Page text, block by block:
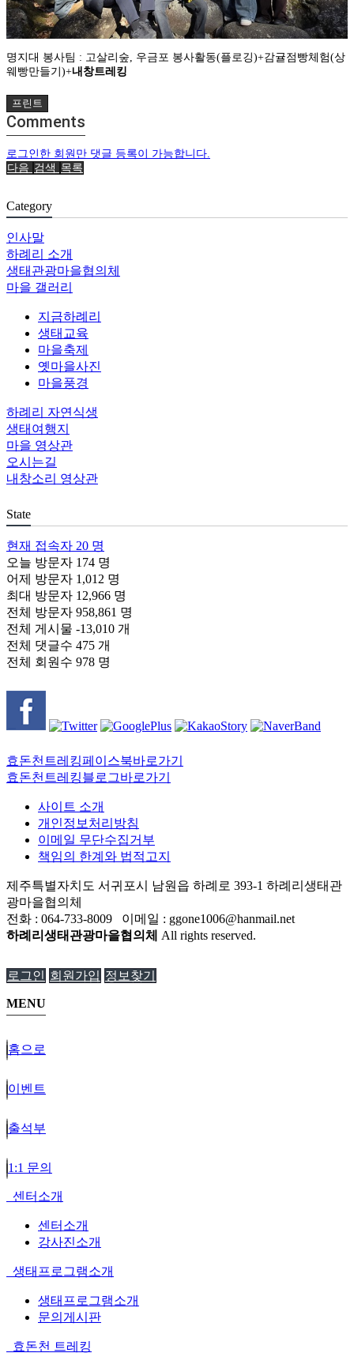
명지대 봉사팀 : 고살리숲, 우금포 봉사활동(플로깅)+감귤점빵체험(상
웨빵만들기)+내창트레킹
프린트
Comments
로그인한 회원만 댓글 등록이 가능합니다.
다음 검색 목록
Category
인사말
하례리 소개
생태관광마을협의체
마을 갤러리
지금하례리
생태교육
마을축제
옛마을사진
마을풍경
하례리 자연식생
생태여행지
마을 영상관
오시는길
내창소리 영상관
State
현재 접속자 20 명
오늘 방문자 174 명
어제 방문자 1,012 명
최대 방문자 12,966 명
전체 방문자 958,861 명
전체 게시물 -13,010 개
전체 댓글수 475 개
전체 회원수 978 명
효돈천트레킹페이스북바로가기
효돈천트레킹블로그바로가기
사이트 소개
개인정보처리방침
이메일 무단수집거부
책임의 한계와 법적고지
제주특별자치도 서귀포시 남원읍 하례로 393-1 하례리생태관
광마을협의체
전화 : 064-733-8009 이메일 : ggone1006@hanmail.net
하례리생태관광마을협의체 All rights reserved.
로그인 회원가입 정보찾기
MENU
홈으로
이벤트
출석부
1:1 문의
센터소개
센터소개
강사진소개
생태프로그램소개
생태프로그램소개
문의게시판
효돈천 트레킹